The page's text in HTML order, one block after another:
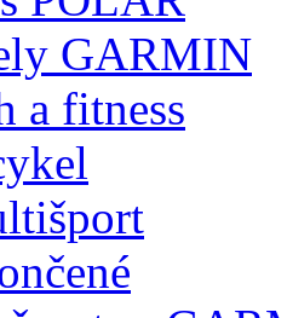
GARMIN
a fitness